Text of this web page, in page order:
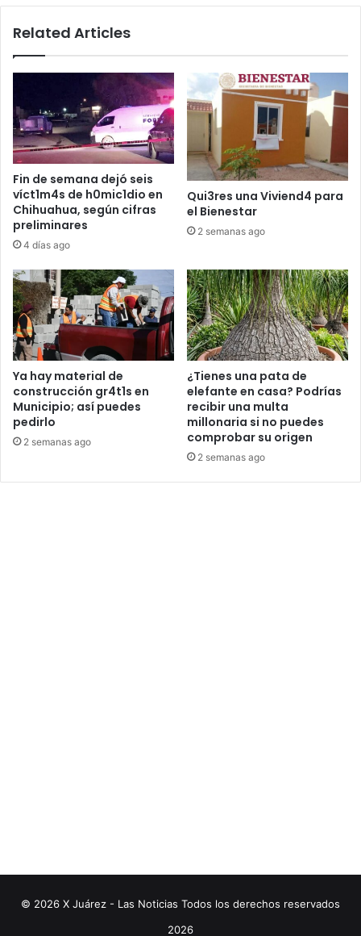
Related Articles
Fin de semana dejó seis
víct1m4s de h0mic1dio en
Chihuahua, según cifras
preliminares
4 días ago
Qui3res una Viviend4 para
el Bienestar
2 semanas ago
Ya hay material de
construcción gr4t1s en
Municipio; así puedes
pedirlo
2 semanas ago
¿Tienes una pata de
elefante en casa? Podrías
recibir una multa
millonaria si no puedes
comprobar su origen
2 semanas ago
© 2026 X Juárez - Las Noticias Todos los derechos reservados
2026